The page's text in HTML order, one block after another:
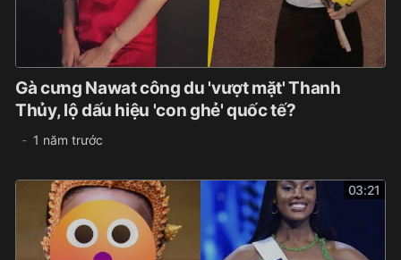
Gà cưng Nawat công du 'vượt mặt' Thanh
Thủy, lộ dấu hiệu 'con ghẻ' quốc tế?
1 năm trước
03:21